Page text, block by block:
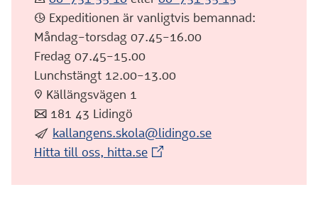
:klocka: Expeditionen är vanligtvis bemannad:
Måndag–torsdag 07.45–16.00
Fredag 07.45–15.00
Lunchstängt 12.00–13.00
:pin: Källängsvägen 1
:post: 181 43 Lidingö
:skicka: kallangens.skola@lidingo.se
Hitta till oss, hitta.se(Extern webbplats)